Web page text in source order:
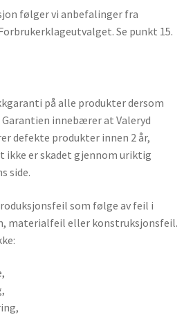
følger vi anbefalinger fra
Se punkt 15.
på alle produkter dersom
innebærer at Valeryd
defekte produkter innen 2 år,
er skadet gjennom uriktig
side.
som følge av feil i
materialfeil eller konstruksjonsfeil.